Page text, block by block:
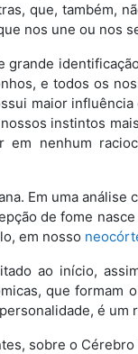
que, também,
nos une ou nos
e todos os
maior
instintos
nenhum
Em uma
de fome nasce
em nosso
ao início,
que
é um
sobre o